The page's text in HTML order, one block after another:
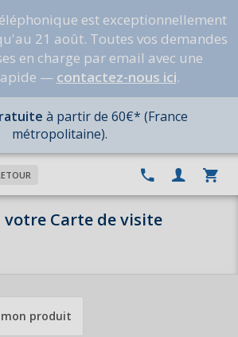
est exceptionnellement
21 août. Toutes vos demandes
en charge par email avec une
— contactez-nous ici.
à partir de 60€* (France
métropolitaine).
votre Carte de visite
mon produit